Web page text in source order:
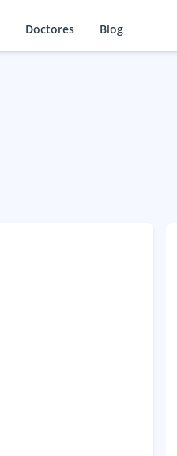
Doctores Blog